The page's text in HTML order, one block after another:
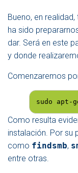
Bueno, en
ha sido
dar. Será en este
y donde
Comenzaremos
sudo apt-
Como resulta
instalación. Por su
como findsmb,
entre otras.